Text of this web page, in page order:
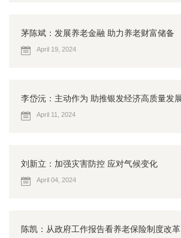
茅陈斌：发展养老金融 助力养老财富储备
April 19, 2024
李岱沅：主动作为 助推银发经济高质量发
April 11, 2024
刘新立：加强灾害防控 应对气候变化
April 04, 2024
陈凯：从政府工作报告看养老保险制度改革